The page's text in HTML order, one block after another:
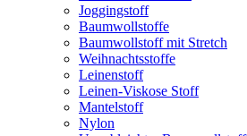
Joggingstoff
Baumwollstoffe
Baumwollstoff mit Stretch
Weihnachtsstoffe
Leinenstoff
Leinen-Viskose Stoff
Mantelstoff
Nylon